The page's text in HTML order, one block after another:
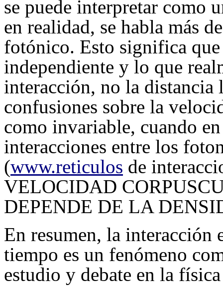
se puede interpretar como
en realidad, se habla más
fotónico. Esto significa
independiente y lo que
interacción, no la distancia
confusiones sobre la
como invariable, cuando
interacciones entre los
(www.reticulos de
VELOCIDAD
DEPENDE DE LA
En resumen, la interacción
tiempo es un fenómeno
estudio y debate en la